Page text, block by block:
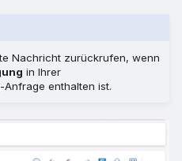
Nachricht zurückrufen, wenn
in Ihrer
enthalten ist.